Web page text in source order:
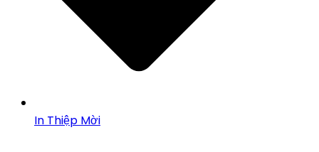
In Thiệp Mời